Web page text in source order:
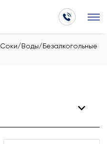
Соки/Воды/Безалкогольные